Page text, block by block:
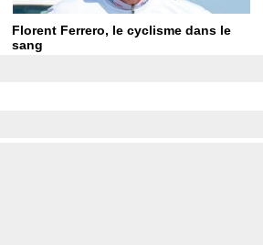
Florent Ferrero, le cyclisme dans le
sang